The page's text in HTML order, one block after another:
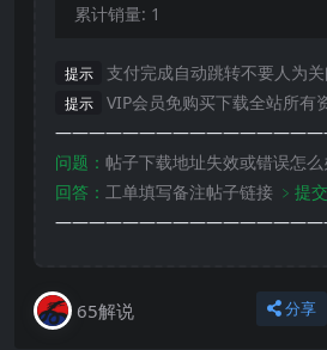
累计销量: 1
提示 支付完成自动跳转不要人为
提示
VIP会员免购买下载全站所有
问题： 帖子下载地址失效或错误怎么
回答： 工单填写备注帖子链接 ﹥提
65解说 分享